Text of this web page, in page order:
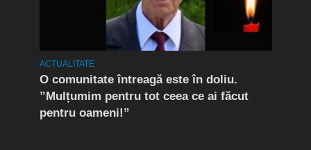
ACTUALITATE
O comunitate întreagă este în doliu.
”Mulțumim pentru tot ceea ce ai făcut
pentru oameni!”